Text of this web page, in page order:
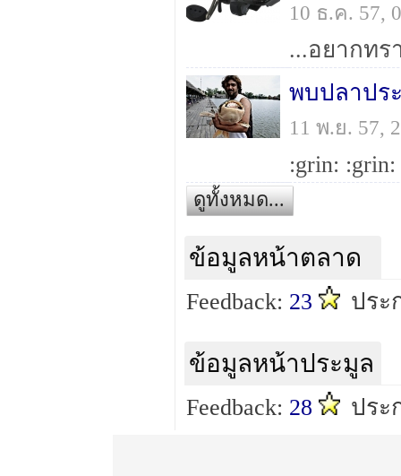
10 ธ.ค. 57,
พบปลาปร
11 พ.ย. 57,
ดูทั้งหมด...
ข้อมูลหน้าตลาด
Feedback: 23 ประ
ข้อมูลหน้าประมูล
Feedback: 28 ประ